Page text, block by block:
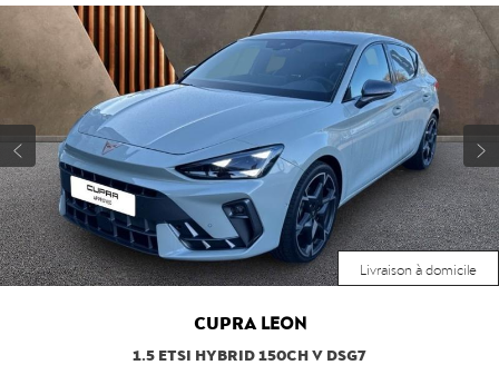
Livraison à domicile
CUPRA LEON
1.5 ETSI HYBRID 150CH V DSG7